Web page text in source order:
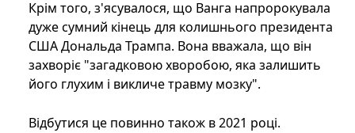
Крім того, з'ясувалося, що Ванга напророкувала
дуже сумний кінець для колишнього президента
США Дональда Трампа. Вона вважала, що він
захворіє "загадковою хворобою, яка залишить
його глухим і викличе травму мозку".
Відбутися це повинно також в 2021 році.